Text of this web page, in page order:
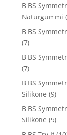
BIBS
Naturgummi
BIBS
(7)
BIBS
(7)
BIBS
Silikone (9)
BIBS
Silikone (9)